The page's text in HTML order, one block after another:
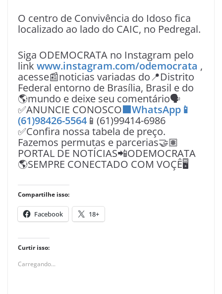
O centro de Convivência do Idoso fica
localizado ao lado do CAIC, no Pedregal.
Siga ODEMOCRATA no Instagram pelo
link www.instagram.com/odemocrata ,
acesse📰noticias variadas do📍Distrito
Federal entorno de Brasília, Brasil e do
🌎mundo e deixe seu comentário🗣
✅ANUNCIE CONOSCO🟩WhatsApp📱
(61)98426-5564 📱(61)99414-6986
✅Confira nossa tabela de preço.
Fazemos permutas e parcerias🤝🏽
PORTAL DE NOTÍCIAS📲ODEMOCRATA
🌎SEMPRE CONECTADO COM VOÇÊ🖥️
Compartilhe isso:
Facebook 18+
Curtir isso:
Carregando...